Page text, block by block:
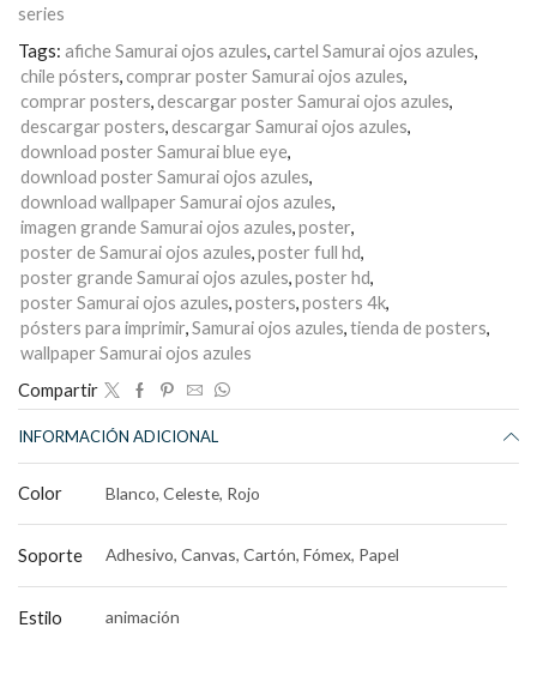
series
Tags: afiche Samurai ojos azules, cartel Samurai ojos azules,
chile pósters, comprar poster Samurai ojos azules,
comprar posters,descargar poster Samurai ojos azules,
descargar posters,descargar Samurai ojos azules,
download poster Samurai blue eye,
download poster Samurai ojos azules,
download wallpaper Samurai ojos azules,
imagen grande Samurai ojos azules,poster,
poster de Samurai ojos azules,poster full hd,
poster grande Samurai ojos azules,poster hd,
poster Samurai ojos azules,posters,posters 4k,
pósters para imprimir,Samurai ojos azules,tienda de posters,
wallpaper Samurai ojos azules
Compartir
INFORMACIÓN ADICIONAL
Color Blanco, Celeste, Rojo
Soporte Adhesivo, Canvas, Cartón, Fómex, Papel
Estilo animación